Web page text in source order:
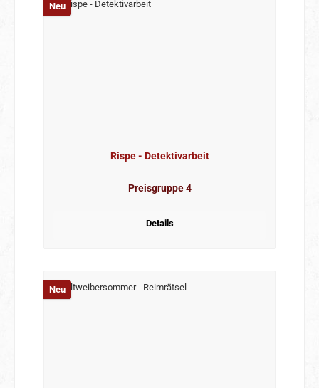
Neu
Rispe - Detektivarbeit
Preisgruppe 4
Details
Neu